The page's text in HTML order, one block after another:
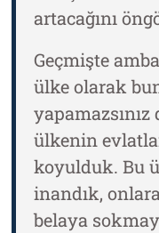
artacağını
Geçmişte
ülke olarak
ülkenin
koyulduk. Bu
inandık,
belaya